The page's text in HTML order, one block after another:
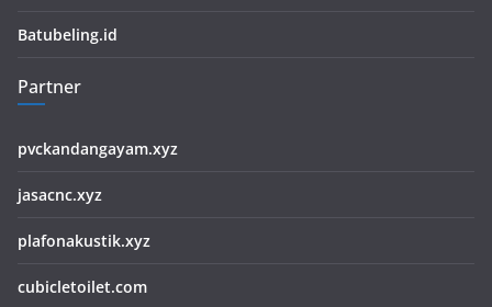
Batubeling.id
Partner
pvckandangayam.xyz
jasacnc.xyz
plafonakustik.xyz
cubicletoilet.com